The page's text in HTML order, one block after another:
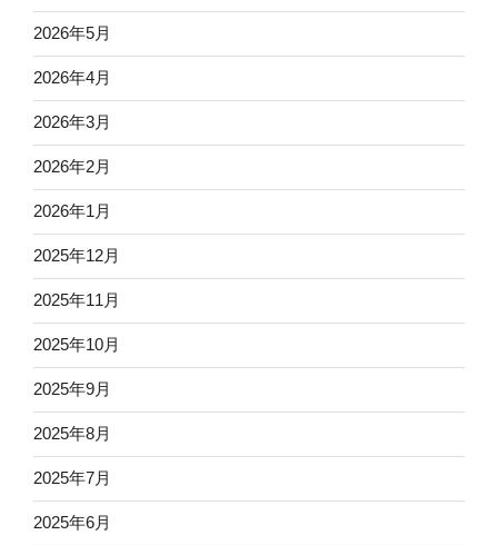
2026年5月
2026年4月
2026年3月
2026年2月
2026年1月
2025年12月
2025年11月
2025年10月
2025年9月
2025年8月
2025年7月
2025年6月